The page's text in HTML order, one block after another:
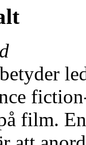
film.